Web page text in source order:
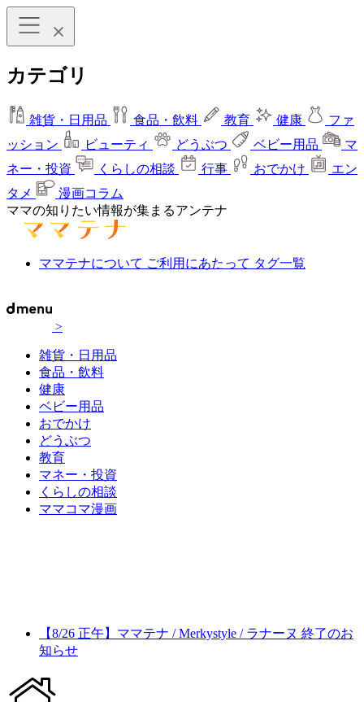
カテゴリ
雑貨・日用品 食品・飲料 教育 健康
ファ
ッション
ビューティ どうぶつ ベビー用品
マ
ネー・投資
くらしの相談 行事 おでかけ
エン
タメ
漫画コラム
ママの知りたい情報が集まるアンテナ
ママテナについて ご利用にあたって タグ一覧
>
雑貨・日用品
食品・飲料
健康
ベビー用品
おでかけ
どうぶつ
教育
マネー・投資
くらしの相談
ママコマ漫画
【8/26 正午】ママテナ / Merkystyle / ラナーヌ 終了のお
知らせ